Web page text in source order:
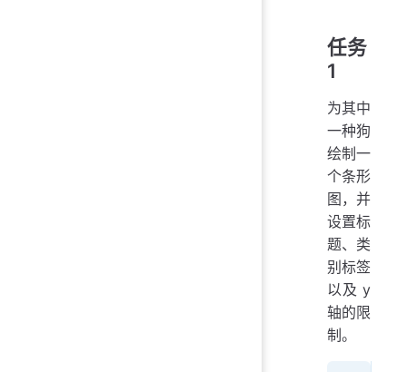
任务
1
为其中
一种狗
绘制一
个条形
图，并
设置标
题、类
别标签
以及 y
轴的限
制。